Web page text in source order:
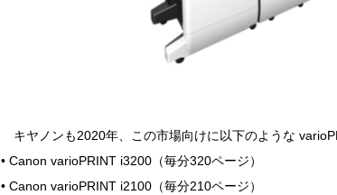
キヤノンも2020年、この市場向けに以下のような
• Canon varioPRINT i3200（毎分320ページ）
• Canon varioPRINT i2100（毎分210ページ）